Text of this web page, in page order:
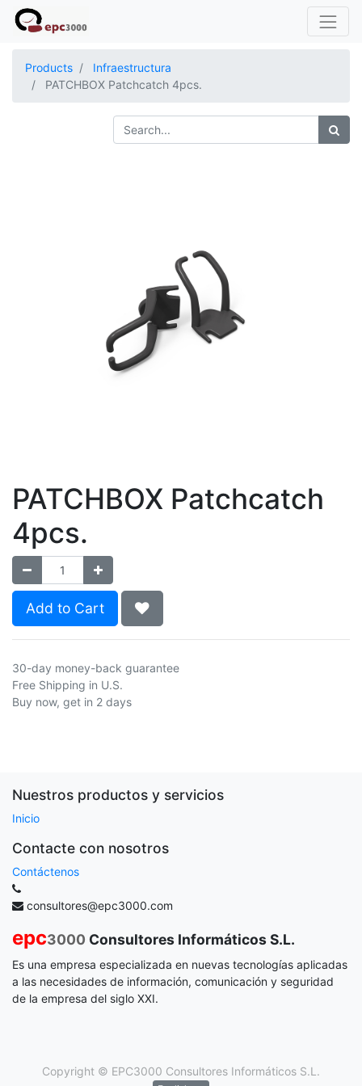
Products
Infraestructura
PATCHBOX Patchcatch 4pcs.
PATCHBOX Patchcatch
4pcs.
Add to Cart
30-day money-back guarantee
Free Shipping in U.S.
Buy now, get in 2 days
Nuestros productos y servicios
Inicio
Contacte con nosotros
Contáctenos
consultores@epc3000.com
epc3000 Consultores Informáticos S.L.
Es una empresa especializada en nuevas tecnologías aplicadas
a las necesidades de información, comunicación y seguridad
de la empresa del siglo XXI.
Copyright © EPC3000 Consultores Informáticos S.L.